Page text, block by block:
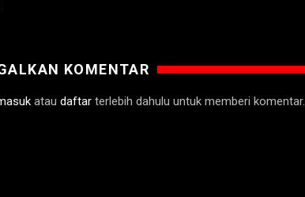
KOMENTAR
atau daftar terlebih dahulu untuk memberi komentar.